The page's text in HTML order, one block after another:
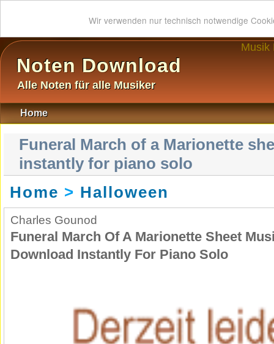
Wir verwenden nur technisch notwendige
Noten Download
Alle Noten für alle Musiker
Musik
Home
Funeral March of a Marionette
instantly for piano solo
Home > Halloween
Charles Gounod
Funeral March Of A Marionette Sheet
Download Instantly For Piano Solo